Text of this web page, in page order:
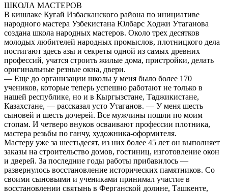
ШКОЛА МАСТЕРОВ
В кишлаке Кугай Избасканского района по инициативе
народного мастера Узбекистана Юлбарс Ходжи Утаганова
создана школа народных мастеров. Около трех десятков
молодых любителей народных промыслов, плотницкого дела
постигают здесь азы и секреты одной из самых древних
профессий, учатся строить жилые дома, пристройки, делать
оригинальные резные окна, двери.
— Еще до организации школы у меня было более 170
учеников, которые теперь успешно работают не только в
нашей республике, но и в Кыргызстане, Таджикистане,
Казахстане, — рассказал усто Утаганов. — У меня шесть
сыновей и шесть дочерей. Все мужчины пошли по моим
стопам. И четверо внуков осваивают профессии плотника,
мастера резьбы по ганчу, художника-оформителя.
Мастеру уже за шестьдесят, из них более 45 лет он выполняет
заказы на строительство домов, гостиниц, изготовление окон
и дверей. За последние годы работы прибавилось —
развернулось восстановление исторических памятников. Со
своими сыновьями и учениками принимал участие в
восстановлении святынь в Ферганской долине, Ташкенте,